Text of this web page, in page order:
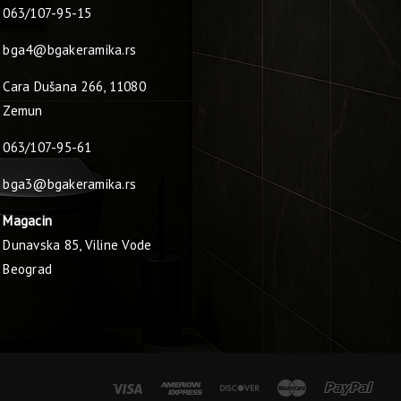
063/107-95-15
bga4@bgakeramika.rs
Cara Dušana 266, 11080
Zemun
063/107-95-61
bga3@bgakeramika.rs
Magacin
Dunavska 85, Viline Vode
Beograd